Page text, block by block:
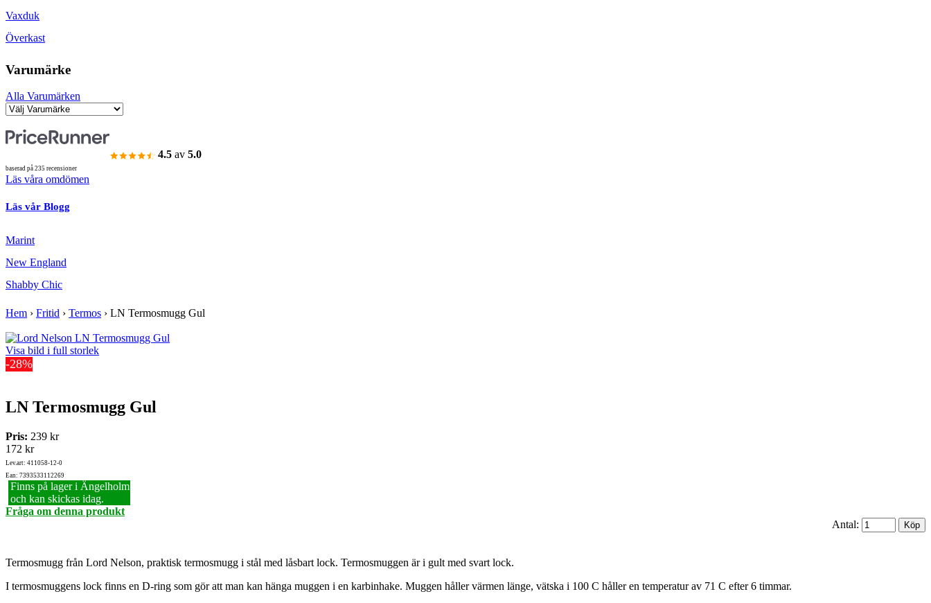
Vaxduk
Överkast
Varumärke
Alla Varumärken
4.5 av 5.0
baserad på 235 recensioner
Läs våra omdömen
Läs vår Blogg
Marint
New England
Shabby Chic
Hem › Fritid › Termos › LN Termosmugg Gul
Visa bild i full storlek
-28%
LN Termosmugg Gul
Pris: 239 kr
172 kr
Lev.art: 411058-12-0
Ean: 7393533112269
Finns på lager i Ängelholm
och kan skickas idag.
Fråga om denna produkt
Antal:
Termosmugg från Lord Nelson, praktisk termosmugg i stål med låsbart lock. Termosmuggen är i gult med svart lock.
I termosmuggens lock finns en D-ring som gör att man kan hänga muggen i en karbinhake. Muggen håller värmen länge, vätska i 100 C håller en temperatur av 71 C efter 6 timmar.